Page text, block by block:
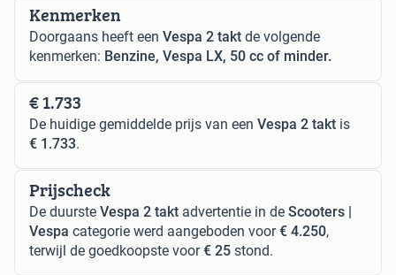
Kenmerken
Doorgaans heeft een Vespa 2 takt de volgende
kenmerken: Benzine, Vespa LX, 50 cc of minder.
€ 1.733
De huidige gemiddelde prijs van een Vespa 2 takt is
€ 1.733.
Prijscheck
De duurste Vespa 2 takt advertentie in de Scooters |
Vespa categorie werd aangeboden voor€ 4.250,
terwijl de goedkoopste voor€ 25 stond.